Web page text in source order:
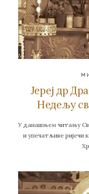
Јереј др
Недељу
У данашњем читању
и упечатљиве ријечи